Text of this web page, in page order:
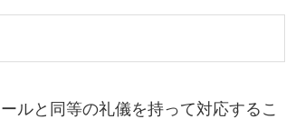
ルと同等の礼儀を持って対応するこ